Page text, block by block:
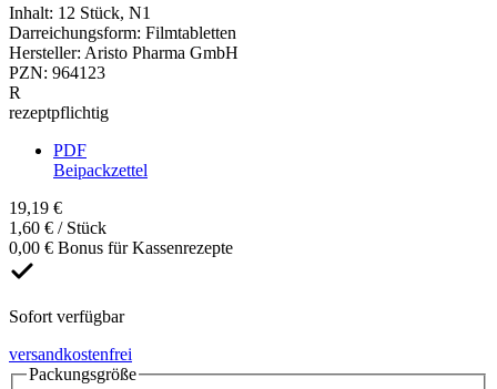
Inhalt: 12 Stück, N1
Darreichungsform: Filmtabletten
Hersteller: Aristo Pharma GmbH
PZN: 964123
R
rezeptpflichtig
PDF
Beipackzettel
19,19 €
1,60 € / Stück
0,00 € Bonus für Kassenrezepte
Sofort verfügbar
versandkostenfrei
Packungsgröße